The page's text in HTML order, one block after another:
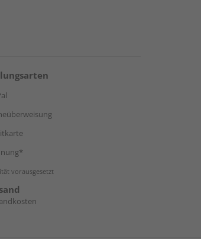
vorausgesetzt